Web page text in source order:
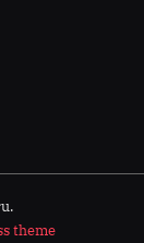
theme